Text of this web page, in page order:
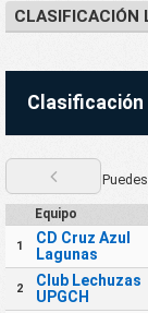
CLASIFICACIÓN
Clasificación
Equipo
1
CD Cruz Azul
Lagunas
2
Club Lechuzas
UPGCH